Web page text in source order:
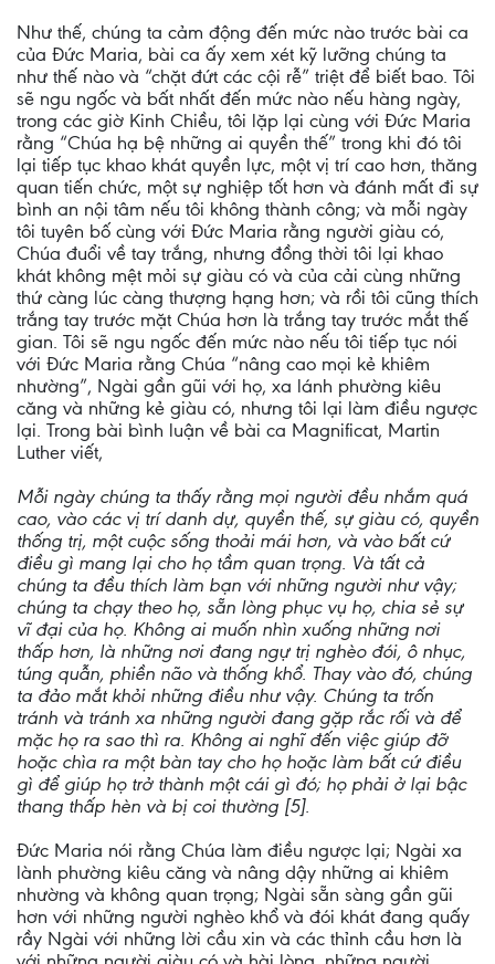
Như thế, chúng ta cảm động đến mức nào trước bài ca
của Đức Maria, bài ca ấy xem xét kỹ lưỡng chúng ta
như thế nào và “chặt đứt các cội rễ” triệt để biết bao. Tôi
sẽ ngu ngốc và bất nhất đến mức nào nếu hàng ngày,
trong các giờ Kinh Chiều, tôi lặp lại cùng với Đức Maria
rằng “Chúa hạ bệ những ai quyền thế” trong khi đó tôi
lại tiếp tục khao khát quyền lực, một vị trí cao hơn, thăng
quan tiến chức, một sự nghiệp tốt hơn và đánh mất đi sự
bình an nội tâm nếu tôi không thành công; và mỗi ngày
tôi tuyên bố cùng với Đức Maria rằng người giàu có,
Chúa đuổi về tay trắng, nhưng đồng thời tôi lại khao
khát không mệt mỏi sự giàu có và của cải cùng những
thứ càng lúc càng thượng hạng hơn; và rồi tôi cũng thích
trắng tay trước mặt Chúa hơn là trắng tay trước mắt thế
gian. Tôi sẽ ngu ngốc đến mức nào nếu tôi tiếp tục nói
với Đức Maria rằng Chúa “nâng cao mọi kẻ khiêm
nhường”, Ngài gần gũi với họ, xa lánh phường kiêu
căng và những kẻ giàu có, nhưng tôi lại làm điều ngược
lại. Trong bài bình luận về bài ca Magnificat, Martin
Luther viết,
Mỗi ngày chúng ta thấy rằng mọi người đều nhắm quá
cao, vào các vị trí danh dự, quyền thế, sự giàu có, quyền
thống trị, một cuộc sống thoải mái hơn, và vào bất cứ
điều gì mang lại cho họ tầm quan trọng. Và tất cả
chúng ta đều thích làm bạn với những người như vậy;
chúng ta chạy theo họ, sẵn lòng phục vụ họ, chia sẻ sự
vĩ đại của họ. Không ai muốn nhìn xuống những nơi
thấp hơn, là những nơi đang ngự trị nghèo đói, ô nhục,
túng quẫn, phiền não và thống khổ. Thay vào đó, chúng
ta đảo mắt khỏi những điều như vậy. Chúng ta trốn
tránh và tránh xa những người đang gặp rắc rối và để
mặc họ ra sao thì ra. Không ai nghĩ đến việc giúp đỡ
hoặc chìa ra một bàn tay cho họ hoặc làm bất cứ điều
gì để giúp họ trở thành một cái gì đó; họ phải ở lại bậc
thang thấp hèn và bị coi thường [5].
Đức Maria nói rằng Chúa làm điều ngược lại; Ngài xa
lành phường kiêu căng và nâng dậy những ai khiêm
nhường và không quan trọng; Ngài sẵn sàng gần gũi
hơn với những người nghèo khổ và đói khát đang quấy
rầy Ngài với những lời cầu xin và các thỉnh cầu hơn là